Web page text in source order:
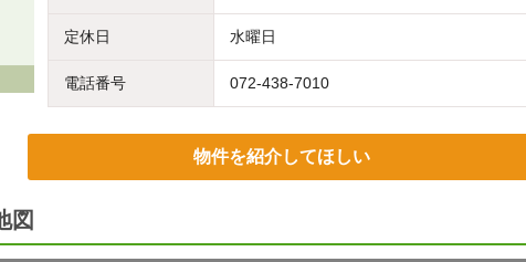
定休日 水曜日
電話番号 072-438-7010
物件を紹介してほしい
図